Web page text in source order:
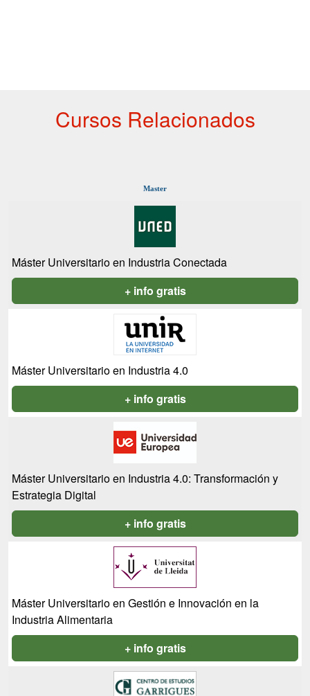
Cursos Relacionados
Master
Máster Universitario en Industria Conectada
+ info gratis
Máster Universitario en Industria 4.0
+ info gratis
Máster Universitario en Industria 4.0: Transformación y
Estrategia Digital
+ info gratis
Máster Universitario en Gestión e Innovación en la
Industria Alimentaria
+ info gratis